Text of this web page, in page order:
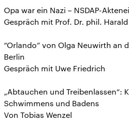
Opa war ein Nazi – NSDAP-
Gespräch mit Prof. Dr. phil. Harald
“Orlando” von Olga Neuwirth an
Berlin
Gespräch mit Uwe Friedrich
„Abtauchen und Treibenlassen“:
Schwimmens und Badens
Von Tobias Wenzel